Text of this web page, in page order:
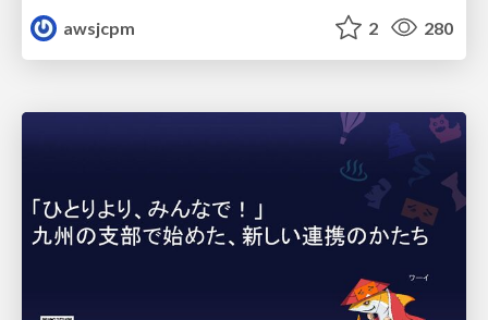
awsjcpm
2 280